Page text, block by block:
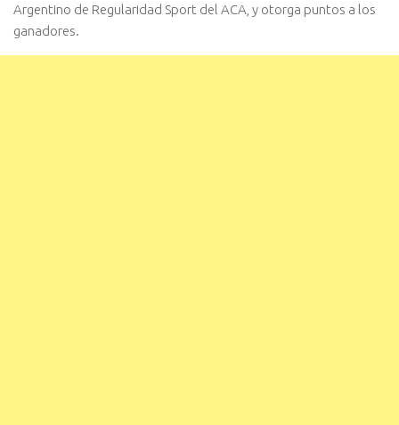
Argentino de Regularidad Sport del ACA, y otorga puntos a los
ganadores.